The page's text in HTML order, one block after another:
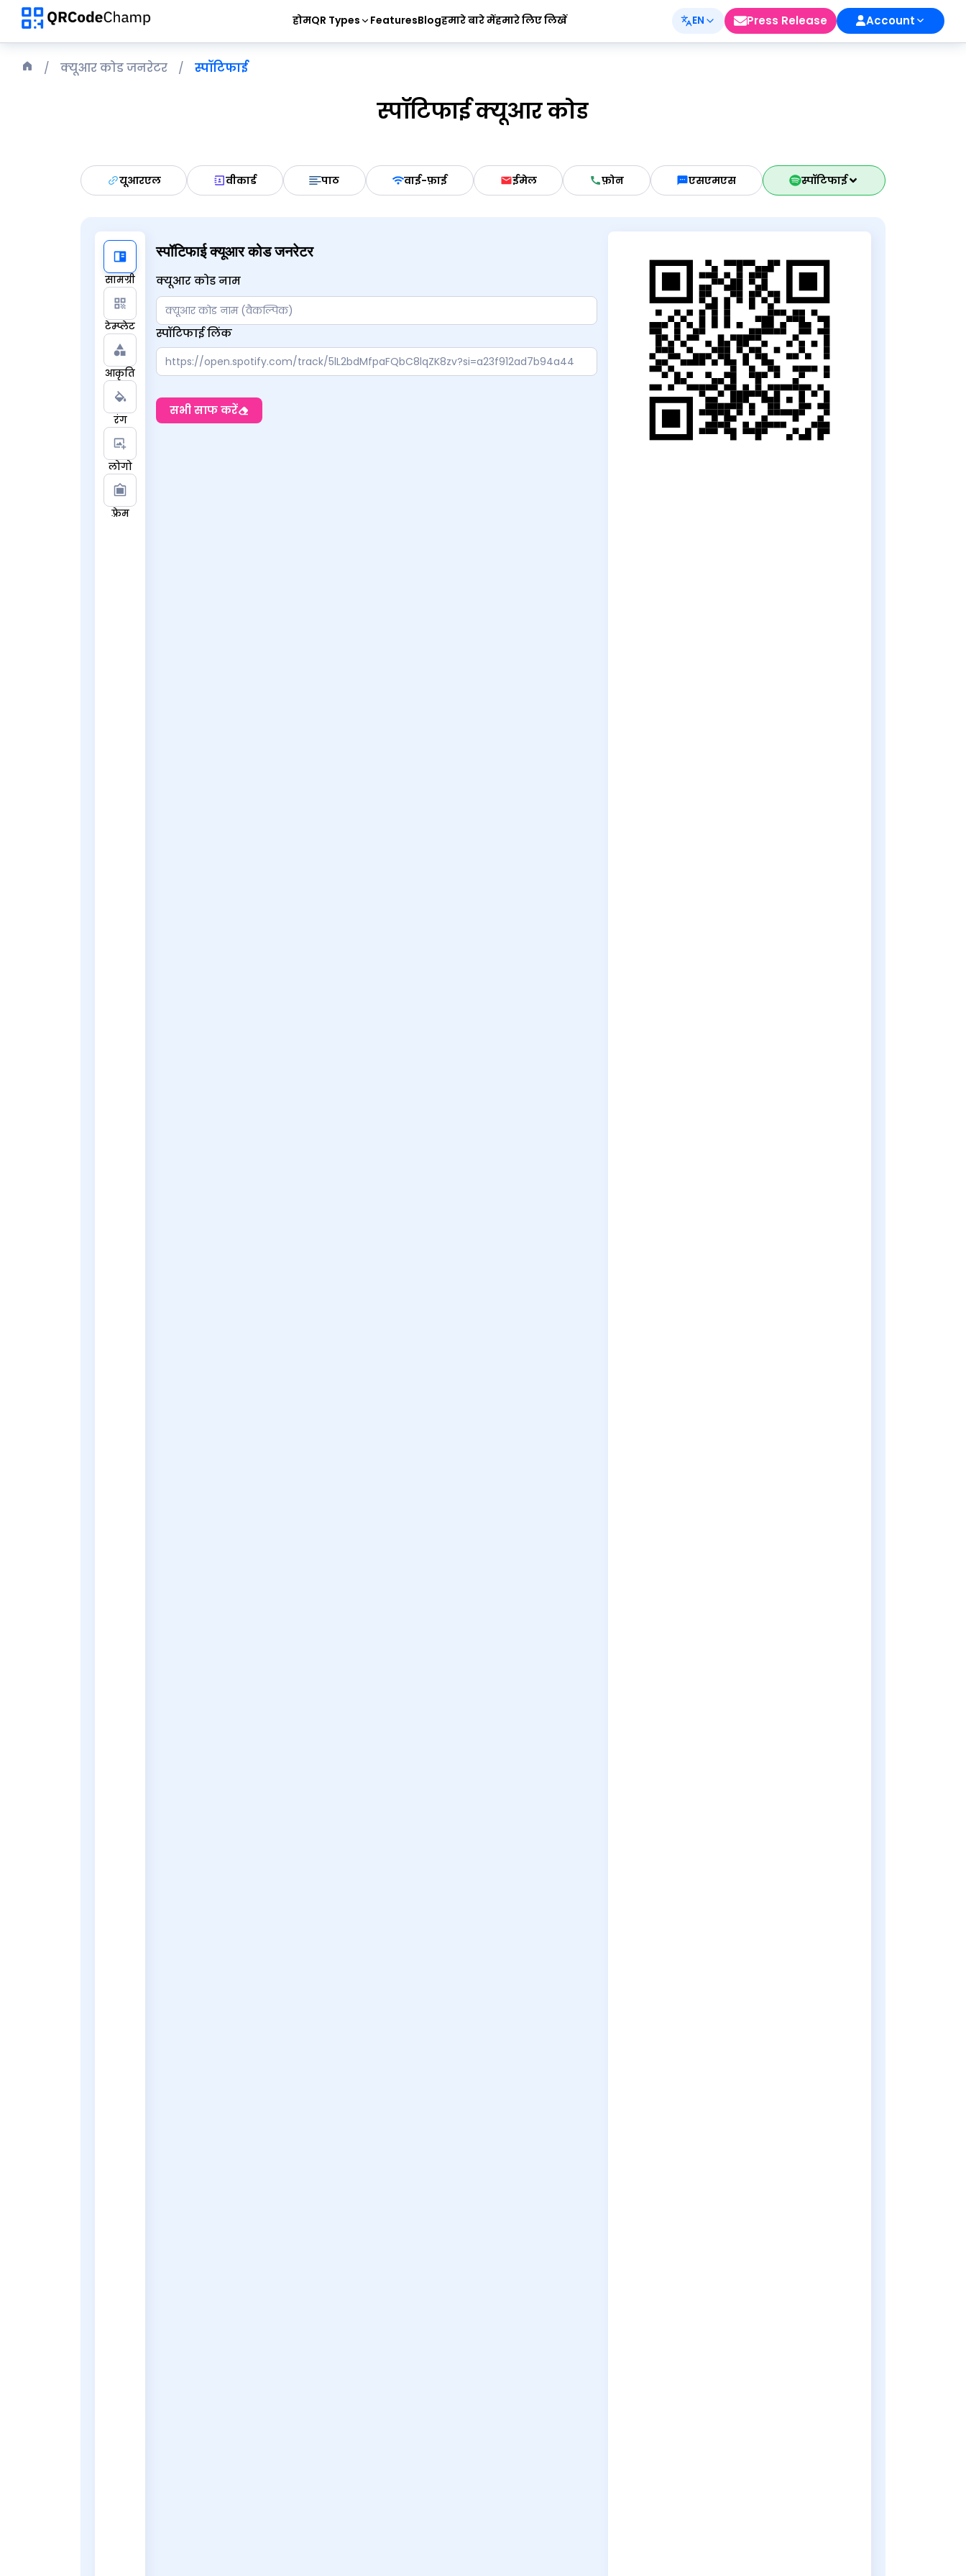
होमQR Types FeaturesBlogहमारे बारे मेंहमारे लिए लिखें EN Press Release Account
क्यूआर कोड जनरेटर स्पॉटिफाई
स्पॉटिफाई क्यूआर कोड
यूआरएल वीकार्ड पाठ वाई-फ़ाई ईमेल फ़ोन एसएमएस स्पॉटिफाई
सामग्री
टेम्प्लेट
आकृति
रंग
लोगो
फ़्रेम
स्पॉटिफाई क्यूआर कोड जनरेटर
क्यूआर कोड नाम
स्पॉटिफाई लिंक
सभी साफ करें